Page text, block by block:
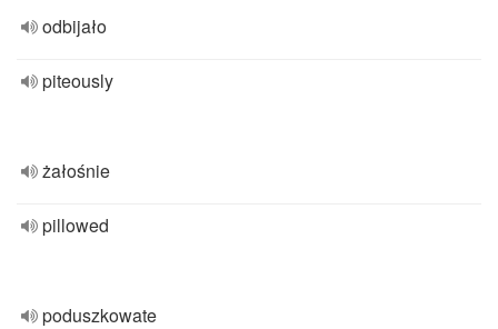
odbijało
piteously
żałośnie
pillowed
poduszkowate